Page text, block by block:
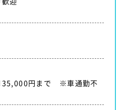
35,000円まで ※車通勤不